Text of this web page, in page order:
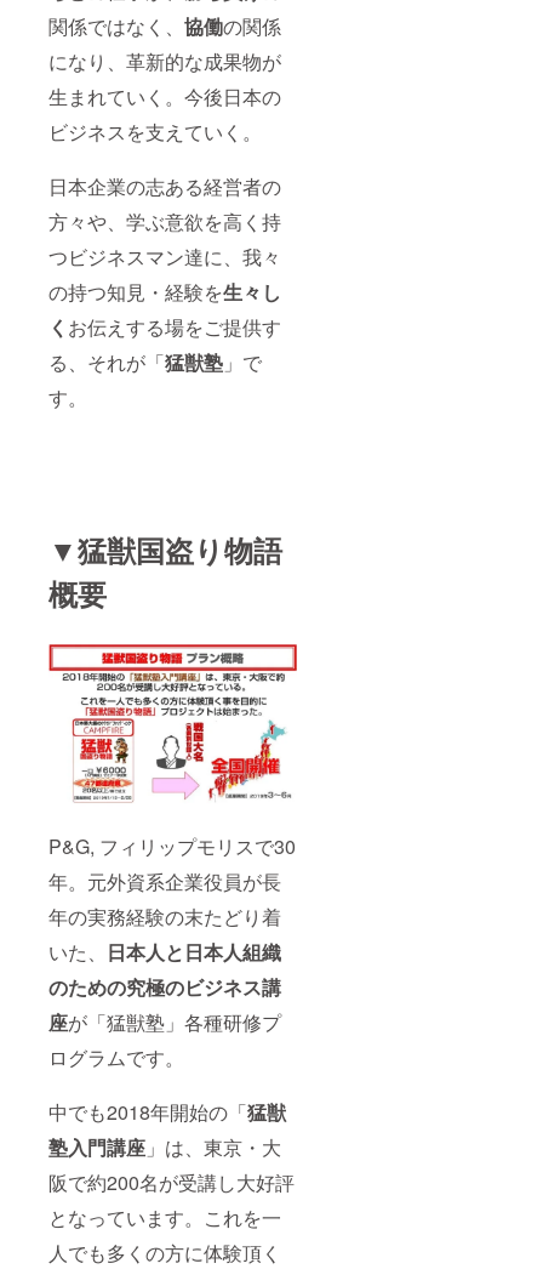
関係ではなく、 協働の関係
になり、革新的な成果物が
生まれていく。今後日本の
ビジネスを支えていく。
日本企業の志ある経営者の
方々や、学ぶ意欲を高く持
つビジネスマン達に、我々
の持つ知見・経験を生々し
く お伝えする場をご提供す
る、それが「猛獣塾 」で
す。
▼猛獣国盗り物語
概要
P&G, フィリップモリスで30
年。元外資系企業役員が長
年の実務経験の末たどり着
いた、 日本人と日本人組織
のための究極のビジネス講
座が「猛獣塾」各種研修プ
ログラムです。
中でも2018年開始の「猛獣
塾入門講座 」は、東京・大
阪で約200名が受講し大好評
となっています。これを一
人でも多くの方に体験頂く